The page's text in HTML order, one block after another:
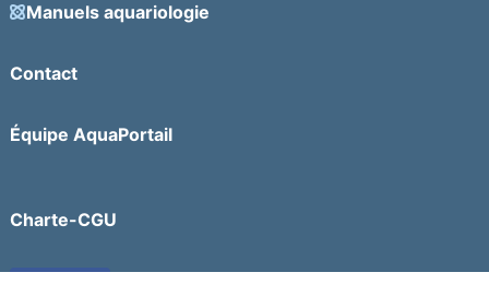
Manuels aquariologie
Contact
Équipe AquaPortail
Charte-CGU